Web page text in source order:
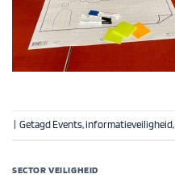
| GetagdEvents,informatieveiligheid,
SECTOR VEILIGHEID